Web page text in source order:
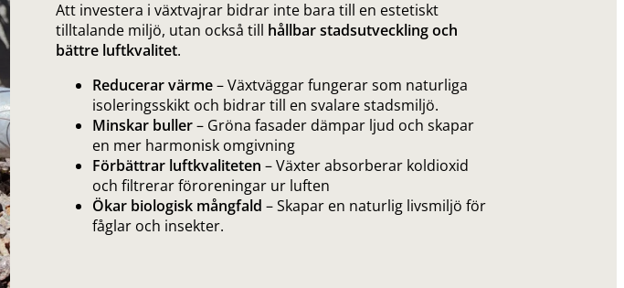
Att investera i växtvajrar bidrar inte bara till en estetiskt
tilltalande miljö, utan också till hållbar stadsutveckling och
bättre luftkvalitet.
Reducerar värme– Växtväggar fungerar som naturliga
isoleringsskikt och bidrar till en svalare stadsmiljö.
Minskar buller– Gröna fasader dämpar ljud och skapar
en mer harmonisk omgivning
Förbättrar luftkvaliteten – Växter absorberar koldioxid
och filtrerar föroreningar ur luften
Ökar biologisk mångfald – Skapar en naturlig livsmiljö för
fåglar och insekter.